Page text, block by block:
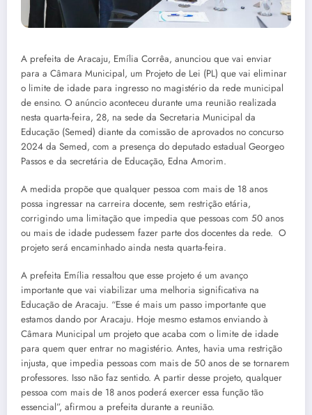
A prefeita de Aracaju, Emília Corrêa, anunciou que vai enviar
para a Câmara Municipal, um Projeto de Lei (PL) que vai eliminar
o limite de idade para ingresso no magistério da rede municipal
de ensino. O anúncio aconteceu durante uma reunião realizada
nesta quarta-feira, 28, na sede da Secretaria Municipal da
Educação (Semed) diante da comissão de aprovados no concurso
2024 da Semed, com a presença do deputado estadual Georgeo
Passos e da secretária de Educação, Edna Amorim.
A medida propõe que qualquer pessoa com mais de 18 anos
possa ingressar na carreira docente, sem restrição etária,
corrigindo uma limitação que impedia que pessoas com 50 anos
ou mais de idade pudessem fazer parte dos docentes da rede. O
projeto será encaminhado ainda nesta quarta-feira.
A prefeita Emília ressaltou que esse projeto é um avanço
importante que vai viabilizar uma melhoria significativa na
Educação de Aracaju. “Esse é mais um passo importante que
estamos dando por Aracaju. Hoje mesmo estamos enviando à
Câmara Municipal um projeto que acaba com o limite de idade
para quem quer entrar no magistério. Antes, havia uma restrição
injusta, que impedia pessoas com mais de 50 anos de se tornarem
professores. Isso não faz sentido. A partir desse projeto, qualquer
pessoa com mais de 18 anos poderá exercer essa função tão
essencial”, afirmou a prefeita durante a reunião.